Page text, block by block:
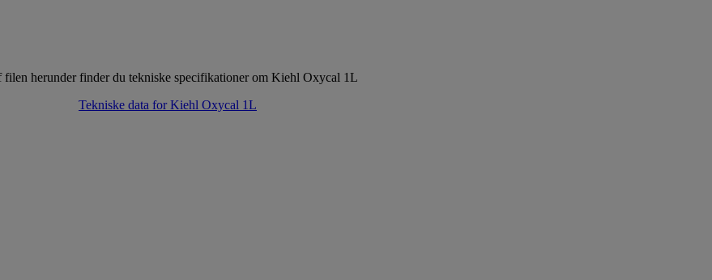
filen herunder finder du tekniske specifikationer om Kiehl Oxycal 1L
Tekniske data for Kiehl Oxycal 1L